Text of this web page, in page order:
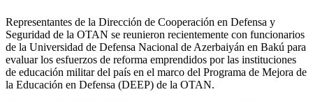
Representantes de la Dirección de Cooperación en Defensa y
Seguridad de la OTAN se reunieron recientemente con funcionarios
de la Universidad de Defensa Nacional de Azerbaiyán en Bakú para
evaluar los esfuerzos de reforma emprendidos por las instituciones
de educación militar del país en el marco del Programa de Mejora de
la Educación en Defensa (DEEP) de la OTAN.